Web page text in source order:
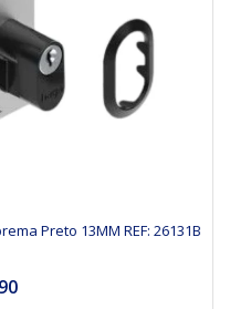
Preto 13MM REF: 26131B